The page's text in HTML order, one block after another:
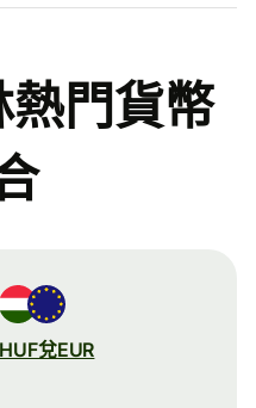
門貨幣
HUF兌EUR